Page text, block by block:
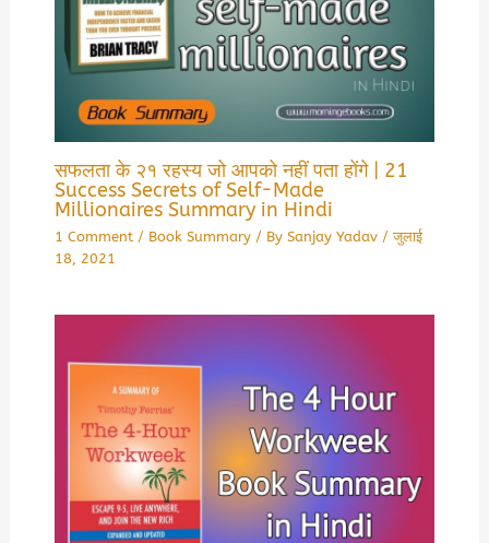
सफलता के २१ रहस्य जो आपको नहीं पता होंगे | 21
Success Secrets of Self-Made
Millionaires Summary in Hindi
1 Comment / Book Summary/ By Sanjay Yadav /जुलाई
18, 2021